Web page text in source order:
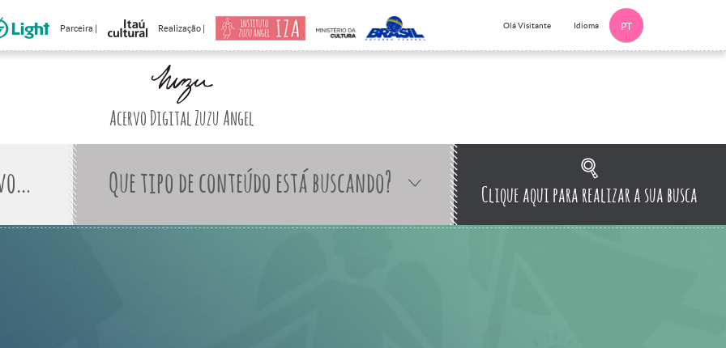
Parceira | Realização | Olá Visitante Idioma PT
Acervo Digital Zuzu Angel
Que tipo de conteúdo está buscando? Clique aqui para realizar a sua busca